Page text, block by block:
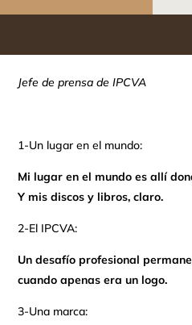
Jefe de prensa de IPCVA
1-Un lugar en el mundo:
Mi lugar en el mundo es allí
Y mis discos y libros, claro.
2-El IPCVA:
Un desafío profesional
cuando apenas era un logo.
3-Una marca: